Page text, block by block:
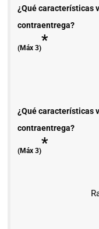
¿Qué características
contraentrega?
(Máx 3)*
¿Qué características
contraentrega?
(Máx 3)*